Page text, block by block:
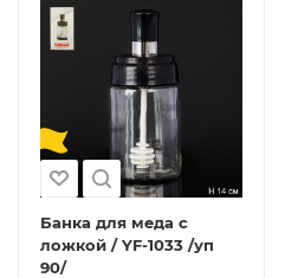
Банка для меда с
ложкой / YF-1033 /уп
90/